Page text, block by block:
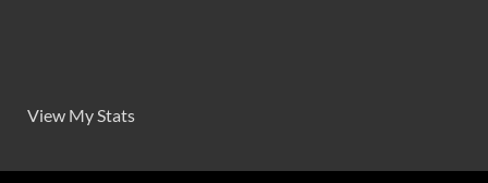
View My Stats